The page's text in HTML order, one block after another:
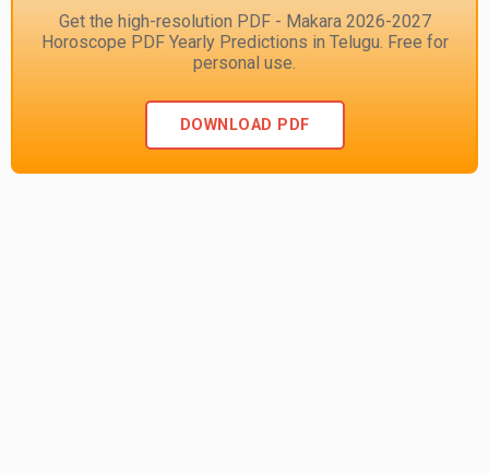
Get the high-resolution PDF - Makara 2026-2027
Horoscope PDF Yearly Predictions in Telugu. Free for
personal use.
DOWNLOAD PDF